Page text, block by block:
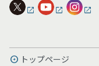
トップページ